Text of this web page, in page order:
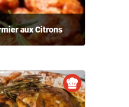
aux Citrons